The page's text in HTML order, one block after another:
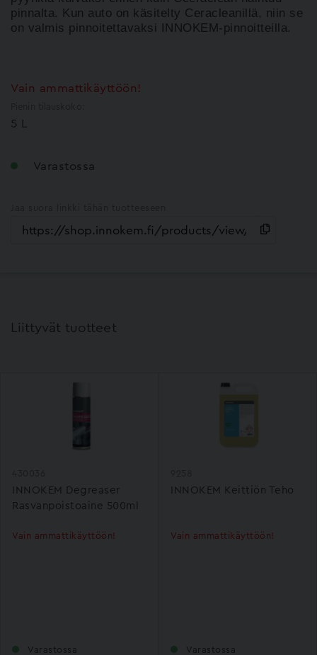
pinnalta. Kun auto on käsitelty Ceracleanillä, niin se
on valmis pinnoitettavaksi INNOKEM-pinnoitteilla.
Vain ammattikäyttöön!
5 L
Varastossa
Liittyvät tuotteet
INNOKEM Degreaser
Rasvanpoistoaine 500ml
Varastossa
Vain ammattikäyttöön!
INNOKEM Keittiön Teho
Varastossa
Vain ammattikäyttöön!